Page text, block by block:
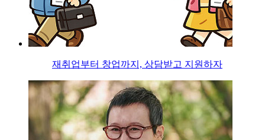
재취업부터 창업까지, 상담받고 지원하자